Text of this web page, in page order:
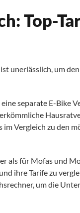
Top-
unerlässlich, um
separate E-Bike
Vergleich zu den
als für Mofas und
ihre Tarife zu
um die